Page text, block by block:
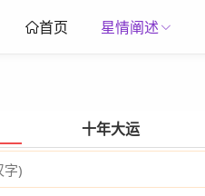
首页 星情阐述
十年大运